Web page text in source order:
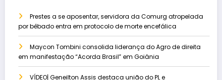
Prestes a se aposentar, servidora da Comurg atropelada
por bêbado entra em protocolo de morte encefálica
Maycon Tombini consolida liderança do Agro de direita
em manifestação “Acorda Brasil” em Goiânia
VÍDEO| Geneilton Assis destaca união do PL e